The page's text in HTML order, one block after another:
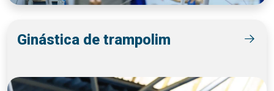
Ginástica de trampolim